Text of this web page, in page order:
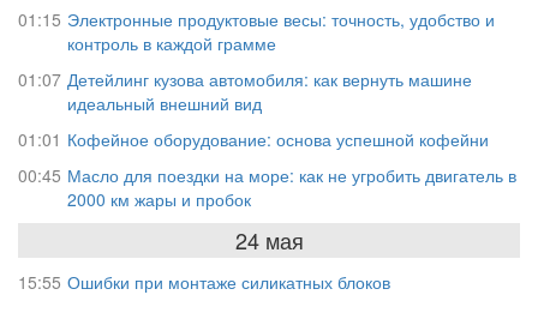
01:15 Электронные продуктовые весы: точность, удобство и
контроль в каждой грамме
01:07 Детейлинг кузова автомобиля: как вернуть машине
идеальный внешний вид
01:01 Кофейное оборудование: основа успешной кофейни
00:45 Масло для поездки на море: как не угробить двигатель в
2000 км жары и пробок
24 мая
15:55 Ошибки при монтаже силикатных блоков